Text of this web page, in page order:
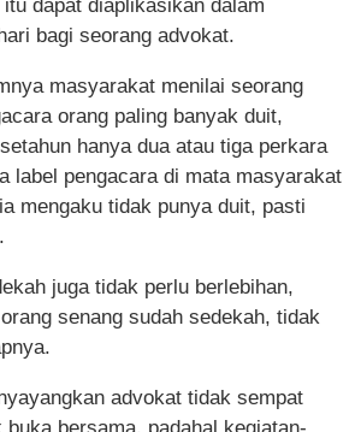
dapat diaplikasikan dalam
bagi seorang advokat.
masyarakat menilai seorang
orang paling banyak duit,
hanya dua atau tiga perkara
label pengacara di mata masyarakat
mengaku tidak punya duit, pasti
juga tidak perlu berlebihan,
senang sudah sedekah, tidak
advokat tidak sempat